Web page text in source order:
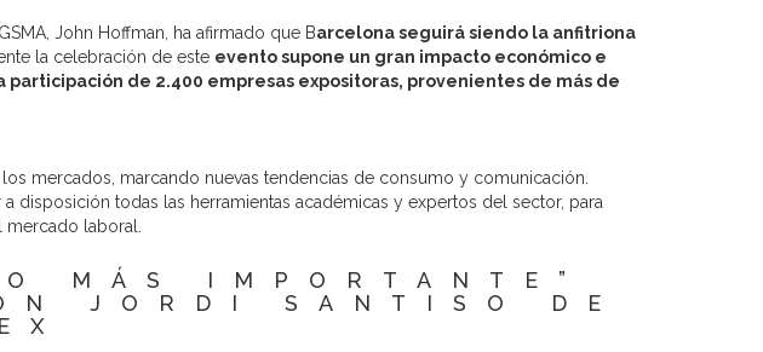
John Hoffman, ha afirmado que Barcelona seguirá siendo la anfitriona
la celebración de este evento supone un gran impacto económico e
participación de 2.400 empresas expositoras, provenientes de más de
mercados, marcando nuevas tendencias de consumo y comunicación.
disposición todas las herramientas académicas y expertos del sector, para
laboral.
MÁS IMPORTANTE”
JORDI SANTISO DE